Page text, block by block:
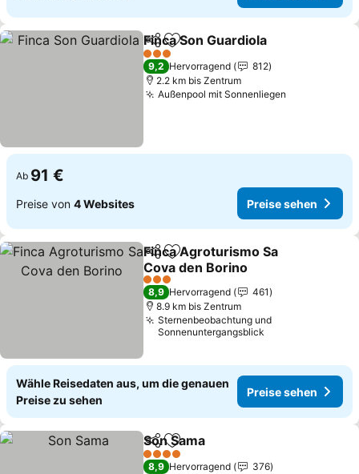
TeilenZu Favoriten hinzufügen
Finca Son Guardiola
3 Sterne
9,2 Hervorragend
812
2.2 km bis Zentrum
Außenpool mit Sonnenliegen
Ab 91 €
Preise von 4 Websites Preise sehen
TeilenZu Favoriten hinzufügen
Finca Agroturismo Sa
Cova den Borino
3 Sterne
8,9 Hervorragend
461
8.9 km bis Zentrum
Sternenbeobachtung und
Sonnenuntergangsblick
Wähle Reisedaten aus, um die genauen
Preise zu sehen
Preise sehen
TeilenZu Favoriten hinzufügen
Son Sama
4 Sterne
8,9 Hervorragend
376